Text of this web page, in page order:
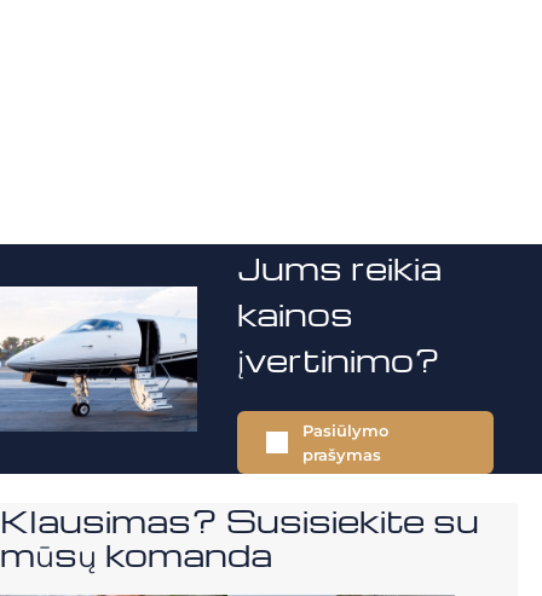
Jums reikia
kainos
įvertinimo?
Pasiūlymo
prašymas
Klausimas? Susisiekite su
mūsų komanda